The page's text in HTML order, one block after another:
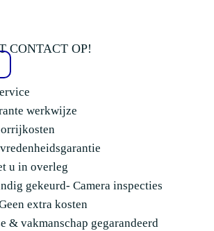
CONTACT OP!
werkwijze
u in overleg
gekeurd- Camera inspecties
extra kosten
& vakmanschap gegarandeerd